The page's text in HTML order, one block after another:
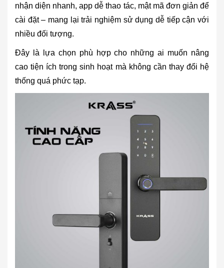
nhận diện nhanh, app dễ thao tác, mật mã đơn giản để
cài đặt – mang lại trải nghiệm sử dụng dễ tiếp cận với
nhiều đối tượng.
Đây là lựa chọn phù hợp cho những ai muốn nâng
cao tiện ích trong sinh hoạt mà không cần thay đổi hệ
thống quá phức tạp.